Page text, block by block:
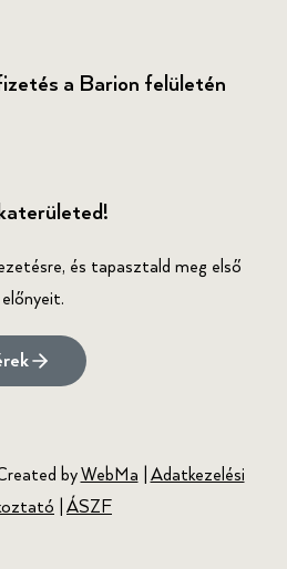
a Barion felületén
és tapasztald meg első
byWebMa
Adatkezelési
ÁSZF